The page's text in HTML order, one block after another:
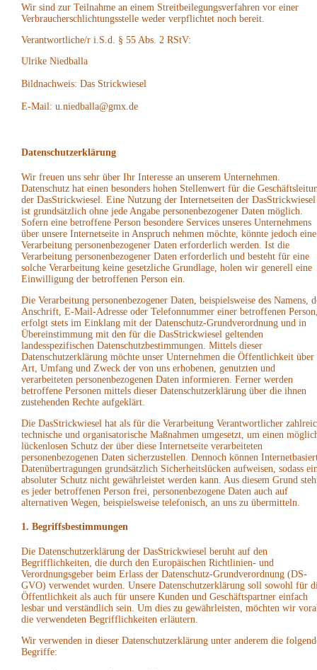
Wir sind zur Teilnahme an einem Streitbeilegungsverfahren vor einer
Verbraucherschlichtungsstelle weder verpflichtet noch bereit.
Verantwortliche/r i.S.d. § 55 Abs. 2 RStV:
Ulrike Niedballa
Bildnachweis: Das Strickwiesel
E-Mail: u.niedballa@gmx.de
Datenschutzerklärung
Wir freuen uns sehr über Ihr Interesse an unserem Unternehmen.
Datenschutz hat einen besonders hohen Stellenwert für die
der DasStrickwiesel. Eine Nutzung der Internetseiten der DasStrickwiesel
ist grundsätzlich ohne jede Angabe personenbezogener Daten möglich.
Sofern eine betroffene Person besondere Services unseres Unternehmens
über unsere Internetseite in Anspruch nehmen möchte, könnte jedoch eine
Verarbeitung personenbezogener Daten erforderlich werden. Ist die
Verarbeitung personenbezogener Daten erforderlich und besteht für eine
solche Verarbeitung keine gesetzliche Grundlage, holen wir generell eine
Einwilligung der betroffenen Person ein.
Die Verarbeitung personenbezogener Daten, beispielsweise des Namens,
Anschrift, E-Mail-Adresse oder Telefonnummer einer betroffenen
erfolgt stets im Einklang mit der Datenschutz-Grundverordnung und in
Übereinstimmung mit den für die DasStrickwiesel geltenden
landesspezifischen Datenschutzbestimmungen. Mittels dieser
Datenschutzerklärung möchte unser Unternehmen die Öffentlichkeit über
Art, Umfang und Zweck der von uns erhobenen, genutzten und
verarbeiteten personenbezogenen Daten informieren. Ferner werden
betroffene Personen mittels dieser Datenschutzerklärung über die ihnen
zustehenden Rechte aufgeklärt.
Die DasStrickwiesel hat als für die Verarbeitung Verantwortlicher
technische und organisatorische Maßnahmen umgesetzt, um einen
lückenlosen Schutz der über diese Internetseite verarbeiteten
personenbezogenen Daten sicherzustellen. Dennoch können
Datenübertragungen grundsätzlich Sicherheitslücken aufweisen, sodass
absoluter Schutz nicht gewährleistet werden kann. Aus diesem Grund
es jeder betroffenen Person frei, personenbezogene Daten auch auf
alternativen Wegen, beispielsweise telefonisch, an uns zu übermitteln.
1. Begriffsbestimmungen
Die Datenschutzerklärung der DasStrickwiesel beruht auf den
Begrifflichkeiten, die durch den Europäischen Richtlinien- und
Verordnungsgeber beim Erlass der Datenschutz-Grundverordnung (DS-
GVO) verwendet wurden. Unsere Datenschutzerklärung soll sowohl für
Öffentlichkeit als auch für unsere Kunden und Geschäftspartner einfach
lesbar und verständlich sein. Um dies zu gewährleisten, möchten wir
die verwendeten Begrifflichkeiten erläutern.
Wir verwenden in dieser Datenschutzerklärung unter anderem die
Begriffe: